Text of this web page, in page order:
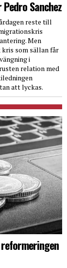
Sanchez
reste till
Men
som sällan får
i
relation med
att lyckas.